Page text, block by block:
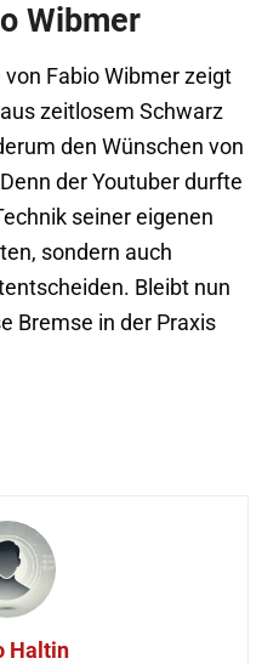
Wibmer
Fabio Wibmer zeigt
zeitlosem Schwarz
den Wünschen von
der Youtuber durfte
seiner eigenen
sondern auch
Bleibt nun
Bremse in der Praxis
Haltin